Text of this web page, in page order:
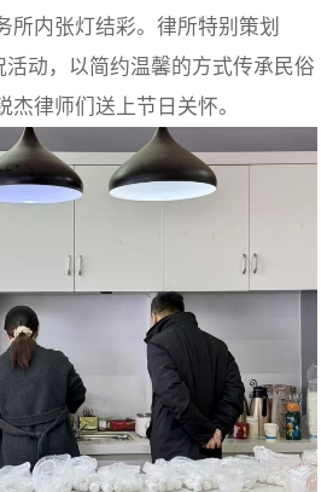
所内张灯结彩。律所特别策划
动，以简约温馨的方式传承民俗
律师们送上节日关怀。